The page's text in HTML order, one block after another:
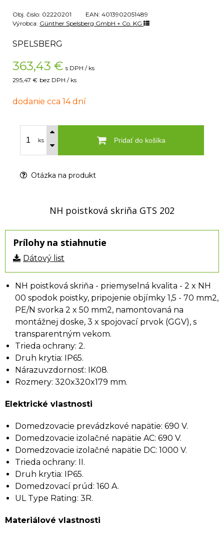
Obj. čislo: 02220201 EAN: 4013902051489
Výrobca: Günther Spelsberg GmbH + Co. KG
SPELSBERG
363,43 € s DPH / ks
295,47 € bez DPH / ks
dodanie cca 14 dní
ks Pridať do košíka
Otázka na produkt
NH poistková skriňa GTS 202
Prílohy na stiahnutie
Dátový list
NH poistková skriňa - priemyselná kvalita - 2 x NH
00 spodok poistky, pripojenie objímky 1,5 - 70 mm2,
PE/N svorka 2 x 50 mm2, namontovaná na
montážnej doske, 3 x spojovací prvok (GGV), s
transparentným vekom.
Trieda ochrany: 2.
Druh krytia: IP65.
Nárazuvzdornosť: IK08.
Rozmery: 320x320x179 mm.
Elektrické vlastnosti
Domedzovacie prevádzkové napätie: 690 V.
Domedzovacie izolačné napätie AC: 690 V.
Domedzovacie izolačné napätie DC: 1000 V.
Trieda ochrany: II.
Druh krytia: IP65.
Domedzovací prúd: 160 A.
UL Type Rating: 3R.
Materiálové vlastnosti